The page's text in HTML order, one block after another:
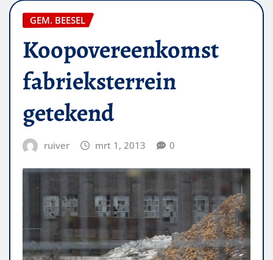
GEM. BEESEL
Koopovereenkomst
fabrieksterrein
getekend
ruiver mrt 1, 2013 0